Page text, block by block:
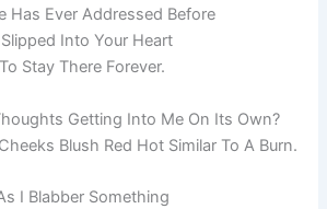
Has Ever Addressed Before
Into Your Heart
To Stay There Forever.
Getting Into Me On Its Own?
Blush Red Hot Similar To A Burn.
I Blabber Something